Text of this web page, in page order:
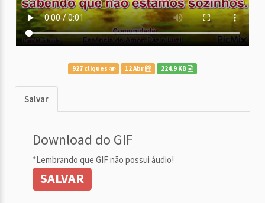
927 cliques 12 Abr 224.9 KB
Salvar
Download do GIF
*Lembrando que GIF não possui áudio!
SALVAR